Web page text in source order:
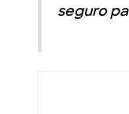
seguro